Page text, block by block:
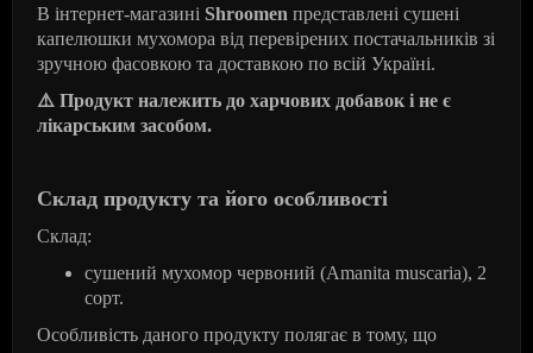
В інтернет-магазині Shroomen представлені сушені
капелюшки мухомора від перевірених постачальників зі
зручною фасовкою та доставкою по всій Україні.
⚠ ️ Продукт належить до харчових добавок і не є
лікарським засобом.
Склад продукту та його особливості
Склад:
сушений мухомор червоний (Amanita muscaria), 2
сорт.
Особливість даного продукту полягає в тому, що